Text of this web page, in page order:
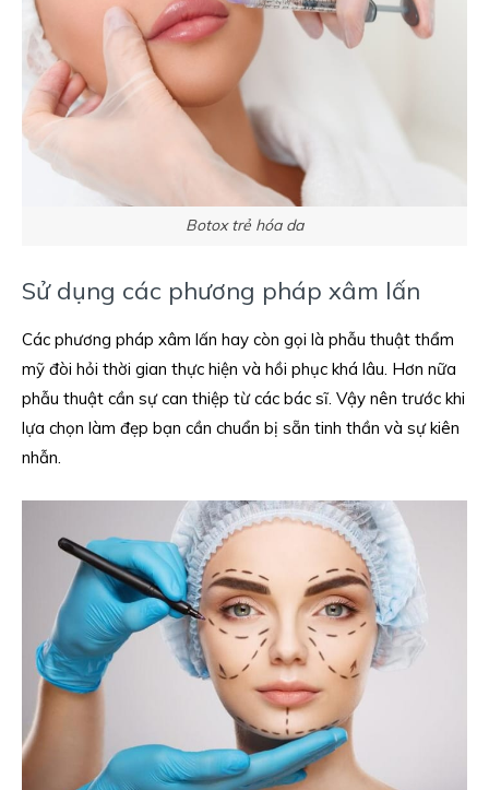
Botox trẻ hóa da
Sử dụng các phương pháp xâm lấn
Các phương pháp xâm lấn hay còn gọi là phẫu thuật thẩm
mỹ đòi hỏi thời gian thực hiện và hồi phục khá lâu. Hơn nữa
phẫu thuật cần sự can thiệp từ các bác sĩ. Vậy nên trước khi
lựa chọn làm đẹp bạn cần chuẩn bị sẵn tinh thần và sự kiên
nhẫn.